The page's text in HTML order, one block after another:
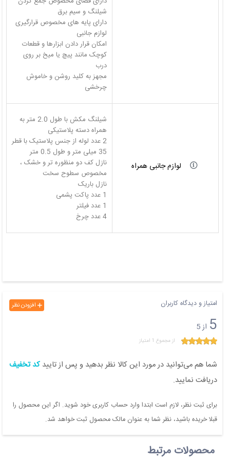
دارای پایه های مخصوص قرارگیری
امکان قرار دادن ابزارها و قطعات
کوچک مانند پیچ یا میخ بر روی
مجهز به کلید روشن و خاموش
چرخشی
لوازم جانبی همراه
شیلنگ مکش با طول 2.0 متر به
2 عدد لوله از جنس پلاستیک با قطر
نازل کف دو منظوره تر و خشک ،
4 عدد چرخ
امتیاز و دیدگاه کاربران افزودن نظر
5 از 5
از مجموع 1 امتیاز
شما هم می‌توانید در مورد این کالا نظر بدهید و پس از تایید کد تخفیف
دریافت نمایید.
برای ثبت نظر، لازم است ابتدا وارد حساب کاربری خود شوید. اگر این محصول را
قبلا خریده باشید، نظر شما به عنوان مالک محصول ثبت خواهد شد.
محصولات مرتبط